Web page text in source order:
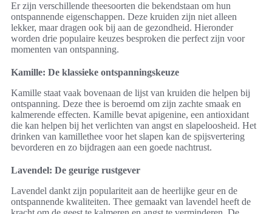
Er zijn verschillende theesoorten die bekendstaan om hun
ontspannende eigenschappen. Deze kruiden zijn niet alleen
lekker, maar dragen ook bij aan de gezondheid. Hieronder
worden drie populaire keuzes besproken die perfect zijn voor
momenten van ontspanning.
Kamille: De klassieke ontspanningskeuze
Kamille staat vaak bovenaan de lijst van kruiden die helpen bij
ontspanning. Deze thee is beroemd om zijn zachte smaak en
kalmerende effecten. Kamille bevat apigenine, een antioxidant
die kan helpen bij het verlichten van angst en slapeloosheid. Het
drinken van kamillethee voor het slapen kan de spijsvertering
bevorderen en zo bijdragen aan een goede nachtrust.
Lavendel: De geurige rustgever
Lavendel dankt zijn populariteit aan de heerlijke geur en de
ontspannende kwaliteiten. Thee gemaakt van lavendel heeft de